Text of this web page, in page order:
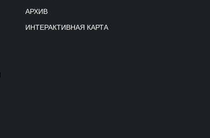
АРХИВ
ИНТЕРАКТИВНАЯ КАРТА